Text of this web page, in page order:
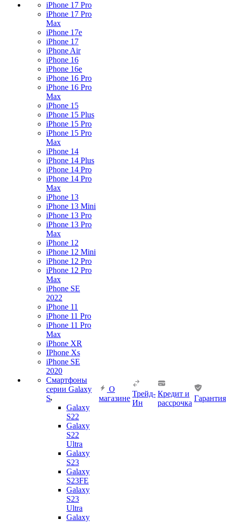
iPhone 17 Pro
iPhone 17 Pro
Max
iPhone 17e
iPhone 17
iPhone Air
iPhone 16
iPhone 16e
iPhone 16 Pro
iPhone 16 Pro
Max
iPhone 15
iPhone 15 Plus
iPhone 15 Pro
iPhone 15 Pro
Max
iPhone 14
iPhone 14 Plus
iPhone 14 Pro
iPhone 14 Pro
Max
iPhone 13
iPhone 13 Mini
iPhone 13 Pro
iPhone 13 Pro
Max
iPhone 12
iPhone 12 Mini
iPhone 12 Pro
iPhone 12 Pro
Max
iPhone SE
2022
iPhone 11
iPhone 11 Pro
iPhone 11 Pro
Max
iPhone XR
IPhone Xs
iPhone SE
2020
Смартфоны
серии Galaxy
S
Galaxy
S22
Galaxy
S22
Ultra
Galaxy
S23
Galaxy
S23FE
Galaxy
S23
Ultra
Galaxy
О
магазине
Трейд-
Ин
Кредит и
рассрочка
Гарантия